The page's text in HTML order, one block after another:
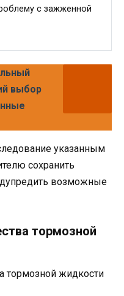
с зажженной
выбор
указанным
сохранить
возможные
тормозной